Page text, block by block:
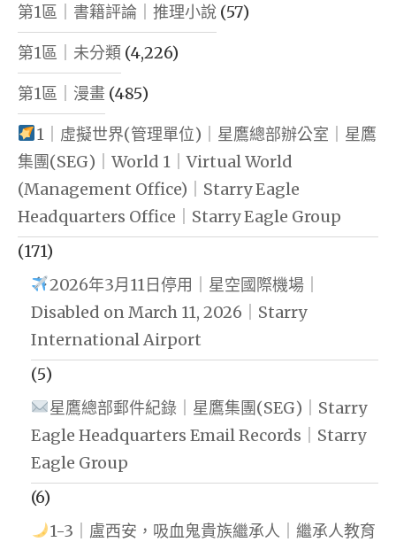
第1區｜書籍評論｜推理小說 (57)
第1區｜未分類 (4,226)
第1區｜漫畫 (485)
1｜虛擬世界(管理單位)｜星鷹總部辦公室｜星鷹
集團(SEG)｜World 1｜Virtual World
(Management Office)｜Starry Eagle
Headquarters Office｜Starry Eagle Group
(171)
2026年3月11日停用｜星空國際機場｜
Disabled on March 11, 2026｜Starry
International Airport
(5)
星鷹總部郵件紀錄｜星鷹集團(SEG)｜Starry
Eagle Headquarters Email Records｜Starry
Eagle Group
(6)
1-3｜盧西安，吸血鬼貴族繼承人｜繼承人教育